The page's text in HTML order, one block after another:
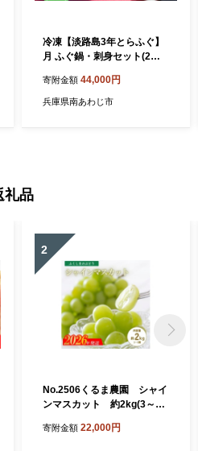
冷凍【淡路島3年とらふぐ】
月 ふぐ鍋・刺身セット(2人
寄附金額 44,000円
兵庫県南あわじ市
礼品
2
No.2506くるま農園 シャイ
ンマスカット 約2kg(3～5
約】
寄附金額 22,000円